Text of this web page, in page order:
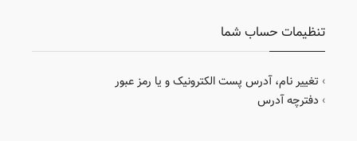
تنظیمات حساب شما
› تغییر نام، آدرس پست الکترونیک و یا رمز عبور
› دفترچه آدرس